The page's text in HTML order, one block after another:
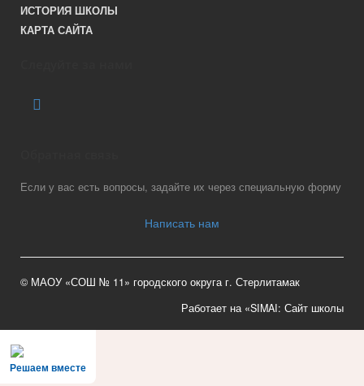
ИСТОРИЯ ШКОЛЫ
КАРТА САЙТА
Если у вас есть вопросы, задайте их через специальную форму
Написать нам
© МАОУ «СОШ № 11» городского округа г. Стерлитамак
Работает на «SIMAI: Сайт школы
Решаем вместе